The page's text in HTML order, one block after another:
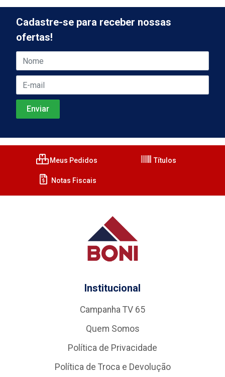
Cadastre-se para receber nossas
ofertas!
Meus Pedidos Títulos
Notas Fiscais
Institucional
Campanha TV 65
Quem Somos
Política de Privacidade
Política de Troca e Devolução